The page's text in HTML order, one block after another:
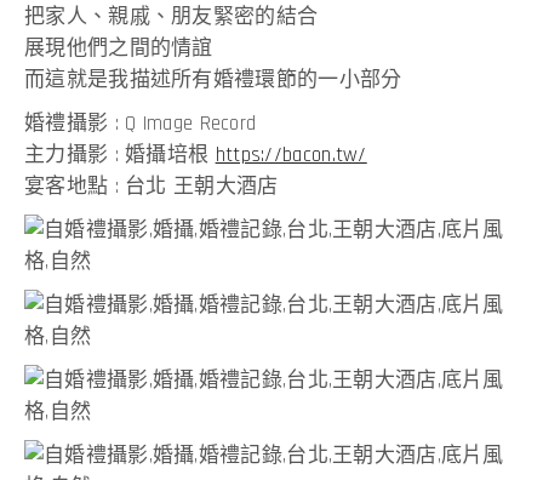
把家人、親戚、朋友緊密的結合
展現他們之間的情誼
而這就是我描述所有婚禮環節的一小部分
婚禮攝影 : Q Image Record
主力攝影 : 婚攝培根 https://bacon.tw/
宴客地點 : 台北 王朝大酒店